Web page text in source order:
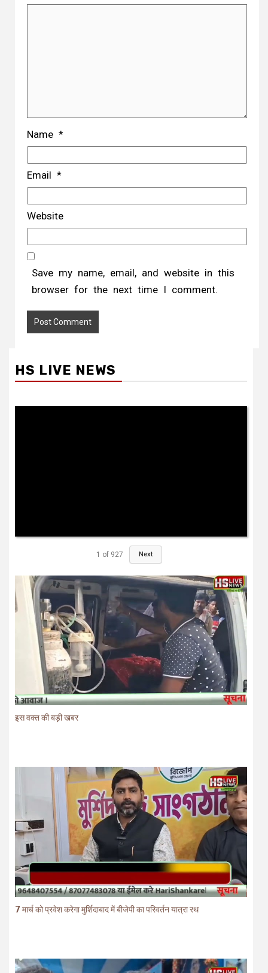
Name *
Email *
Website
Save my name, email, and website in this
browser for the next time I comment.
HS LIVE NEWS
1 of 927 Next
इस वक्त की बड़ी खबर
7 मार्च को प्रवेश करेगा मुर्शिदाबाद में बीजेपी का परिवर्तन यात्रा रथ